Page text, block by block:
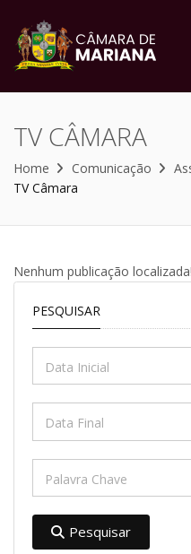
TV CÂMARA
Home Comunicação
TV Câmara
Nenhum publicação localizada!
PESQUISAR
Pesquisar